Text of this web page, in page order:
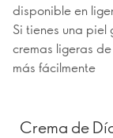
disponible en
Si tienes una
cremas ligeras
más fácilmente
Crema de